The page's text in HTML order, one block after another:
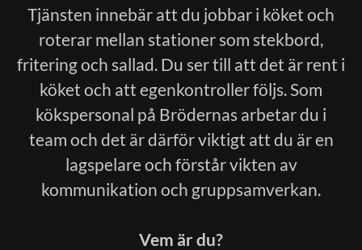
Tjänsten innebär att du jobbar i köket och
roterar mellan stationer som stekbord,
fritering och sallad. Du ser till att det är rent i
köket och att egenkontroller följs. Som
kökspersonal på Brödernas arbetar du i
team och det är därför viktigt att du är en
lagspelare och förstår vikten av
kommunikation och gruppsamverkan.
Vem är du?